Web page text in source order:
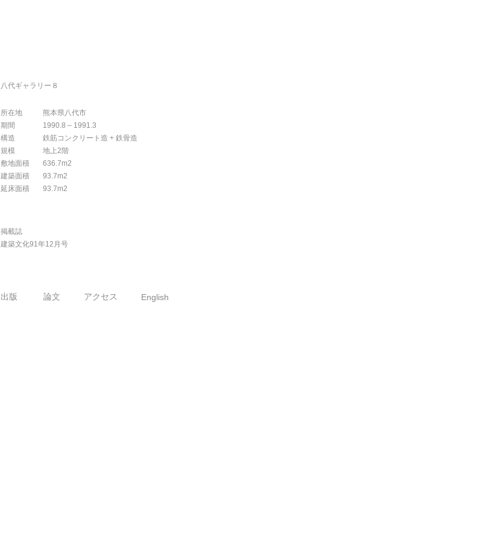
八代ギャラリー８
所在地
熊本県八代市
期間
1990.8 – 1991.3
構造
鉄筋コンクリート造 + 鉄骨造
規模
地上2階
敷地面積
636.7m2
建築面積
93.7m2
延床面積
93.7m2
掲載誌
建築文化91年12月号
出版 論文 アクセス English